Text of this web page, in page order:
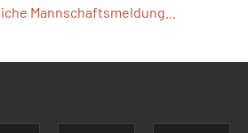
Mannschaftsmeldung...